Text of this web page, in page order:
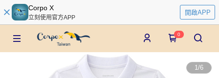
Corpo X
立刻使用官方APP
開啟APP
0
1/6